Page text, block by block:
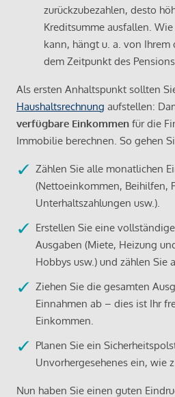
zurückzubezahlen, desto
Kreditsumme ausfallen.
kann, hängt u. a. von
dem Zeitpunkt des
Als ersten Anhaltspunkt sollten
Haushaltsrechnung aufstellen:
verfügbare Einkommen für die
Immobilie berechnen. So gehen
Zählen Sie alle monatlichen
(Nettoeinkommen, Beihilfen,
Unterhaltszahlungen usw.).
Erstellen Sie eine
Ausgaben (Miete, Heizung
Hobbys usw.) und zählen Sie
Ziehen Sie die gesamten
Einnahmen ab – dies ist Ihr
Einkommen.
Planen Sie ein
Unvorhergesehenes ein, wie
Nun haben Sie einen guten